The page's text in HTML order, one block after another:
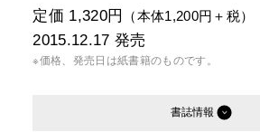
定価 1,320円 （本体1,200円＋税）
2015.12.17 発売
※価格、発売日は紙書籍のものです。
書誌情報